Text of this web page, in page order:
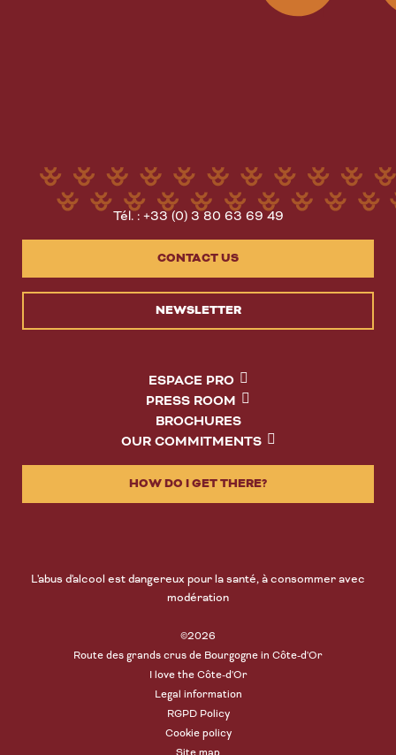
Tél. : +33 (0) 3 80 63 69 49
CONTACT US
NEWSLETTER
ESPACE PRO
PRESS ROOM
BROCHURES
OUR COMMITMENTS
HOW DO I GET THERE?
L'abus d'alcool est dangereux pour la santé, à consommer avec
modération
©2026
Route des grands crus de Bourgogne in Côte-d'Or
I love the Côte-d'Or
Legal information
RGPD Policy
Cookie policy